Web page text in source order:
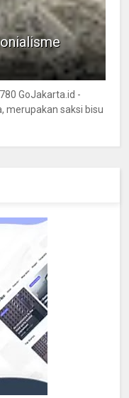
GoJakarta.id -
merupakan saksi bisu